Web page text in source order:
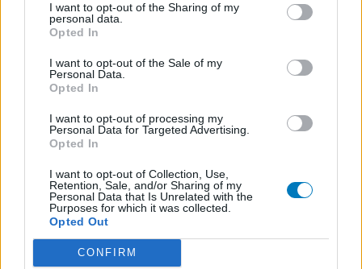
I want to opt-out of the Sharing of my
personal data.
Opted In
I want to opt-out of the Sale of my
Personal Data.
Opted In
I want to opt-out of processing my
Personal Data for Targeted Advertising.
Opted In
I want to opt-out of Collection, Use,
Retention, Sale, and/or Sharing of my
Personal Data that Is Unrelated with the
Purposes for which it was collected.
Opted Out
CONFIRM
Osteoporose
Efficacité
Quantité effets secondaires
A la suite d'une perte osseuse, ma rhumato de l'époque
m'a mise sous PROTELOS. Pendant ce laps de temps, j'ai
constaté une allergie faciale (éternuements à
répétitions, yeux qui pleurent, nez qui coule). N'ayant
pas fait le rapprochement avec le Protélos, j'ai été
soignée pour cette allergie par mon médecin traitant,
sans sans résultat. Cela devenait très pénéble. En
...lire la suite
votre avis